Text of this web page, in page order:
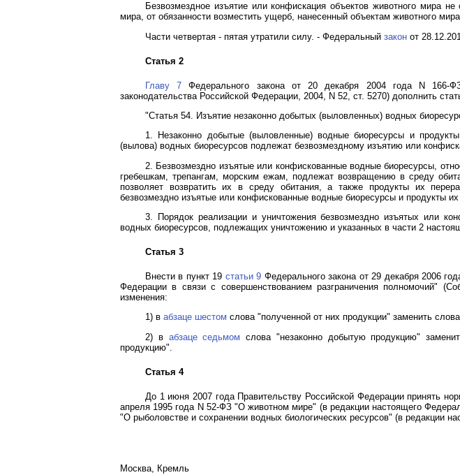
Безвозмездное изъятие или конфискация объектов животного мира
мира, от обязанности возместить ущерб, нанесенный объектам животного
Части четвертая - пятая утратили силу. - Федеральный закон от
Статья 2
Главу 7 Федерального закона от 20 декабря 2004 года N 166-
законодательства Российской Федерации, 2004, N 52, ст. 5270) дополнить
"Статья 54. Изъятие незаконно добытых (выловленных) водных
1. Незаконно добытые (выловленные) водные биоресурсы и
(вылова) водных биоресурсов подлежат безвозмездному изъятию или
2. Безвозмездно изъятые или конфискованные водные биоресурсы,
гребешкам, трепангам, морским ежам, подлежат возвращению в среду
позволяет возвратить их в среду обитания, а также продукты их
безвозмездно изъятые или конфискованные водные биоресурсы и продукты
3. Порядок реализации и уничтожения безвозмездно изъятых или
водных биоресурсов, подлежащих уничтожению и указанных в части 2
Статья 3
Внести в пункт 19 статьи 9 Федерального закона от 29 декабря 2006
Федерации в связи с совершенствованием разграничения полномочий"
изменения:
1) в абзаце шестом слова "полученной от них продукции" заменить
2) в абзаце седьмом слова "незаконно добытую продукцию"
продукцию".
Статья 4
До 1 июня 2007 года Правительству Российской Федерации принять
апреля 1995 года N 52-ФЗ "О животном мире" (в редакции настоящего
"О рыболовстве и сохранении водных биологических ресурсов" (в редакции
Москва, Кремль